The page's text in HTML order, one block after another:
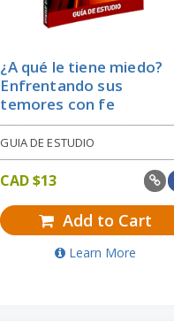
¿A qué le tiene miedo?
Enfrentando sus
temores con fe
GUIA DE ESTUDIO
CAD $13
Add to Cart
Learn More